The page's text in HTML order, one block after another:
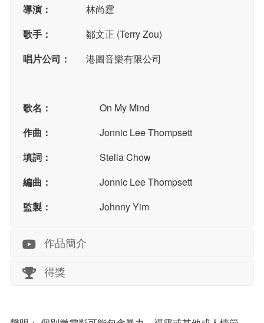
導演：
林尚霆
歌手：
鄒文正 (Terry Zou)
唱片公司：
港圖音樂有限公司
歌名：
On My Mind
作曲：
Jonnic Lee Thompsett
填詞：
Stella Chow
編曲：
Jonnic Lee Thompsett
監製：
Johnny Yim
作品簡介
得獎